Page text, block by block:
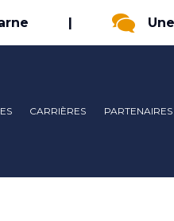
|
CARRIÈRES PARTENAIRES